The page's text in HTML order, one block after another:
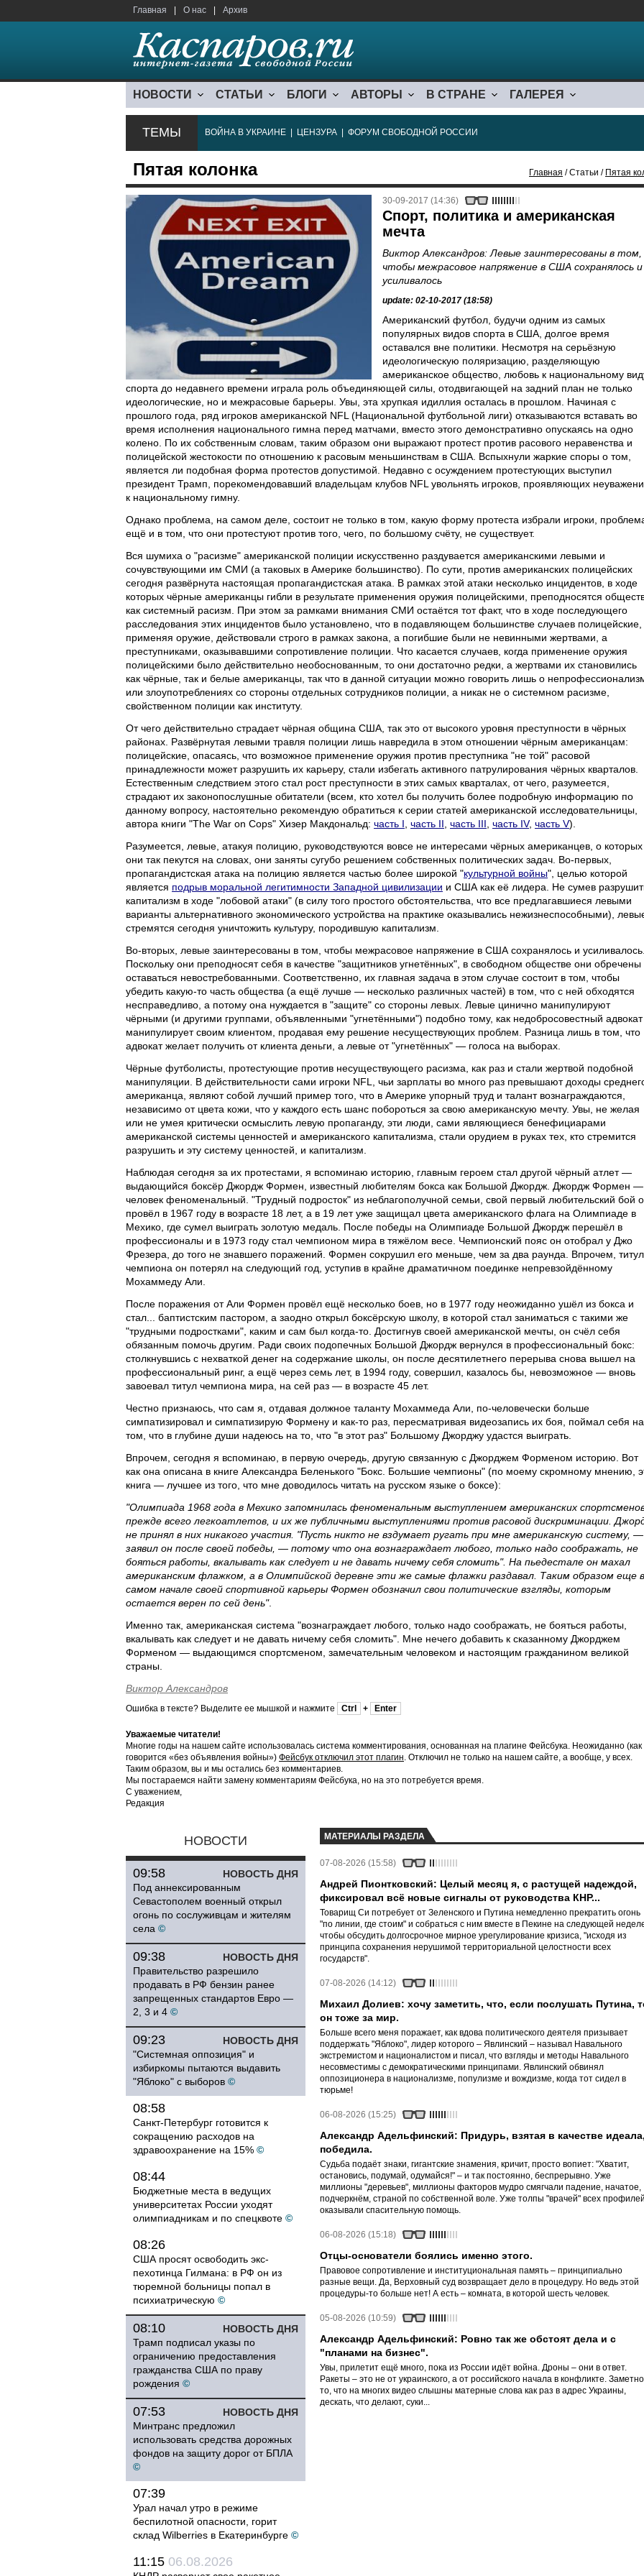
Главная О нас Архив
НОВОСТИ СТАТЬИ БЛОГИ АВТОРЫ В СТРАНЕ ГАЛЕРЕЯ
ТЕМЫ ВОЙНА В УКРАИНЕ ЦЕНЗУРА ФОРУМ СВОБОДНОЙ РОССИИ
Пятая колонка Главная / Статьи / Пятая
30-09-2017 (14:36)
Спорт, политика и американская
мечта
Виктор Александров: Левые заинтересованы в том,
чтобы межрасовое напряжение в США сохранялось и
усиливалось
update: 02-10-2017 (18:58)
Американский футбол, будучи одним из самых
популярных видов спорта в США, долгое время
оставался вне политики. Несмотря на серьёзную
идеологическую поляризацию, разделяющую
американское общество, любовь к национальному
спорта до недавнего времени играла роль объединяющей силы, отодвигающей на задний план не только
идеологические, но и межрасовые барьеры. Увы, эта хрупкая идиллия осталась в прошлом. Начиная с
прошлого года, ряд игроков американской NFL (Национальной футбольной лиги) отказываются вставать во
время исполнения национального гимна перед матчами, вместо этого демонстративно опускаясь на одно
колено. По их собственным словам, таким образом они выражают протест против расового неравенства и
полицейской жестокости по отношению к расовым меньшинствам в США. Вспыхнули жаркие споры о том,
является ли подобная форма протестов допустимой. Недавно с осуждением протестующих выступил
президент Трамп, порекомендовавший владельцам клубов NFL увольнять игроков, проявляющих
к национальному гимну.
Однако проблема, на самом деле, состоит не только в том, какую форму протеста избрали игроки,
ещё и в том, что они протестуют против того, чего, по большому счёту, не существует.
Вся шумиха о "расизме" американской полиции искусственно раздувается американскими левыми и
сочувствующими им СМИ (а таковых в Америке большинство). По сути, против американских полицейских
сегодня развёрнута настоящая пропагандистская атака. В рамках этой атаки несколько инцидентов, в ходе
которых чёрные американцы гибли в результате применения оружия полицейскими, преподносятся
как системный расизм. При этом за рамками внимания СМИ остаётся тот факт, что в ходе последующего
расследования этих инцидентов было установлено, что в подавляющем большинстве случаев полицейские,
применяя оружие, действовали строго в рамках закона, а погибшие были не невинными жертвами, а
преступниками, оказывавшими сопротивление полиции. Что касается случаев, когда применение оружия
полицейскими было действительно необоснованным, то они достаточно редки, а жертвами их становились
как чёрные, так и белые американцы, так что в данной ситуации можно говорить лишь о
или злоупотреблениях со стороны отдельных сотрудников полиции, а никак не о системном расизме,
свойственном полиции как институту.
От чего действительно страдает чёрная община США, так это от высокого уровня преступности в чёрных
районах. Развёрнутая левыми травля полиции лишь навредила в этом отношении чёрным американцам:
полицейские, опасаясь, что возможное применение оружия против преступника "не той" расовой
принадлежности может разрушить их карьеру, стали избегать активного патрулирования чёрных кварталов.
Естественным следствием этого стал рост преступности в этих самых кварталах, от чего, разумеется,
страдают их законопослушные обитатели (всем, кто хотел бы получить более подробную информацию по
данному вопросу, настоятельно рекомендую обратиться к серии статей американской исследовательницы,
автора книги "The War on Cops" Хизер Макдональд: часть I часть II часть III часть IV, часть V).
Разумеется, левые, атакуя полицию, руководствуются вовсе не интересами чёрных американцев, о которых
они так пекутся на словах, они заняты сугубо решением собственных политических задач. Во-первых,
пропагандистская атака на полицию является частью более широкой "культурной войны", целью которой
является подрыв моральной легитимности Западной цивилизации и США как её лидера. Не сумев
капитализм в ходе "лобовой атаки" (в силу того простого обстоятельства, что все предлагавшиеся левыми
варианты альтернативного экономического устройства на практике оказывались нежизнеспособными),
стремятся сегодня уничтожить культуру, породившую капитализм.
Во-вторых, левые заинтересованы в том, чтобы межрасовое напряжение в США сохранялось и усиливалось.
Поскольку они преподносят себя в качестве "защитников угнетённых", в свободном обществе они обречены
оставаться невостребованными. Соответственно, их главная задача в этом случае состоит в том, чтобы
убедить какую-то часть общества (а ещё лучше — несколько различных частей) в том, что с ней обходятся
несправедливо, а потому она нуждается в "защите" со стороны левых. Левые цинично манипулируют
чёрными (и другими группами, объявленными "угнетёнными") подобно тому, как недобросовестный адвокат
манипулирует своим клиентом, продавая ему решение несуществующих проблем. Разница лишь в том, что
адвокат желает получить от клиента деньги, а левые от "угнетённых" — голоса на выборах.
Чёрные футболисты, протестующие против несуществующего расизма, как раз и стали жертвой подобной
манипуляции. В действительности сами игроки NFL, чьи зарплаты во много раз превышают доходы
американца, являют собой лучший пример того, что в Америке упорный труд и талант вознаграждаются,
независимо от цвета кожи, что у каждого есть шанс побороться за свою американскую мечту. Увы, не желая
или не умея критически осмыслить левую пропаганду, эти люди, сами являющиеся бенефициарами
американской системы ценностей и американского капитализма, стали орудием в руках тех, кто стремится
разрушить и эту систему ценностей, и капитализм.
Наблюдая сегодня за их протестами, я вспоминаю историю, главным героем стал другой чёрный атлет —
выдающийся боксёр Джордж Формен, известный любителям бокса как Большой Джордж. Джордж Формен —
человек феноменальный. "Трудный подросток" из неблагополучной семьи, свой первый любительский бой
провёл в 1967 году в возрасте 18 лет, а в 19 лет уже защищал цвета американского флага на Олимпиаде в
Мехико, где сумел выиграть золотую медаль. После победы на Олимпиаде Большой Джордж перешёл в
профессионалы и в 1973 году стал чемпионом мира в тяжёлом весе. Чемпионский пояс он отобрал у Джо
Фрезера, до того не знавшего поражений. Формен сокрушил его меньше, чем за два раунда. Впрочем, титул
чемпиона он потерял на следующий год, уступив в крайне драматичном поединке непревзойдённому
Мохаммеду Али.
После поражения от Али Формен провёл ещё несколько боев, но в 1977 году неожиданно ушёл из бокса и
стал... баптистским пастором, а заодно открыл боксёрскую школу, в которой стал заниматься с такими же
"трудными подростками", каким и сам был когда-то. Достигнув своей американской мечты, он счёл себя
обязанным помочь другим. Ради своих подопечных Большой Джордж вернулся в профессиональный бокс:
столкнувшись с нехваткой денег на содержание школы, он после десятилетнего перерыва снова вышел на
профессиональный ринг, а ещё через семь лет, в 1994 году, совершил, казалось бы, невозможное — вновь
завоевал титул чемпиона мира, на сей раз — в возрасте 45 лет.
Честно признаюсь, что сам я, отдавая должное таланту Мохаммеда Али, по-человечески больше
симпатизировал и симпатизирую Формену и как-то раз, пересматривая видеозапись их боя, поймал себя на
том, что в глубине души надеюсь на то, что "в этот раз" Большому Джорджу удастся выиграть.
Впрочем, сегодня я вспоминаю, в первую очередь, другую связанную с Джорджем Форменом историю. Вот
как она описана в книге Александра Беленького "Бокс. Большие чемпионы" (по моему скромному мнению,
книга — лучшее из того, что мне доводилось читать на русском языке о боксе):
"Олимпиада 1968 года в Мехико запомнилась феноменальным выступлением американских
прежде всего легкоатлетов, и их же публичными выступлениями против расовой дискриминации.
не принял в них никакого участия. "Пусть никто не вздумает ругать при мне американскую систему, —
заявил он после своей победы, — потому что она вознаграждает любого, только надо соображать, не
бояться работы, вкалывать как следует и не давать ничему себя сломить". На пьедестале он махал
американским флажком, а в Олимпийской деревне эти же самые флажки раздавал. Таким образом еще в
самом начале своей спортивной карьеры Формен обозначил свои политические взгляды, которым
остается верен по сей день".
Именно так, американская система "вознаграждает любого, только надо соображать, не бояться работы,
вкалывать как следует и не давать ничему себя сломить". Мне нечего добавить к сказанному Джорджем
Форменом — выдающимся спортсменом, замечательным человеком и настоящим гражданином великой
страны.
Виктор Александров
Ошибка в тексте? Выделите ее мышкой и нажмите Ctrl + Enter
Уважаемые читатели!
Многие годы на нашем сайте использовалась система комментирования, основанная на плагине Фейсбука. Неожиданно (как
говорится «без объявления войны») Фейсбук отключил этот плагин. Отключил не только на нашем сайте, а вообще, у всех.
Таким образом, вы и мы остались без комментариев.
Мы постараемся найти замену комментариям Фейсбука, но на это потребуется время.
С уважением,
Редакция
НОВОСТИ
НОВОСТЬ ДНЯ
09:58
Под аннексированным
Севастополем военный открыл
огонь по сослуживцам и жителям
села ©
НОВОСТЬ ДНЯ
09:38
Правительство разрешило
продавать в РФ бензин ранее
запрещенных стандартов Евро —
2, 3 и 4 ©
НОВОСТЬ ДНЯ
09:23
"Системная оппозиция" и
избиркомы пытаются выдавить
"Яблоко" с выборов ©
08:58
Санкт-Петербург готовится к
сокращению расходов на
здравоохранение на 15% ©
08:44
Бюджетные места в ведущих
университетах России уходят
олимпиадникам и по спецквоте ©
08:26
США просят освободить экс-
пехотинца Гилмана: в РФ он из
тюремной больницы попал в
психиатрическую ©
НОВОСТЬ ДНЯ
08:10
Трамп подписал указы по
ограничению предоставления
гражданства США по праву
рождения ©
НОВОСТЬ ДНЯ
07:53
Минтранс предложил
использовать средства дорожных
фондов на защиту дорог от БПЛА
©
07:39
Урал начал утро в режиме
беспилотной опасности, горит
склад Wilberries в Екатеринбурге ©
11:15 06.08.2026
МАТЕРИАЛЫ РАЗДЕЛА
07-08-2026 (15:58)
Андрей Пионтковский: Целый месяц я, с растущей надеждой,
фиксировал всё новые сигналы от руководства КНР...
Товарищ Си потребует от Зеленского и Путина немедленно прекратить огонь
"по линии, где стоим" и собраться с ним вместе в Пекине на следующей
чтобы обсудить долгосрочное мирное урегулирование кризиса, "исходя из
принципа сохранения нерушимой территориальной целостности всех
государств".
07-08-2026 (14:12)
Михаил Долиев: хочу заметить, что, если послушать Путина,
он тоже за мир.
Больше всего меня поражает, как вдова политического деятеля призывает
поддержать "Яблоко", лидер которого – Явлинский – называл Навального
экстремистом и националистом и писал, что взгляды и методы Навального
несовместимы с демократическими принципами. Явлинский обвинял
оппозиционера в национализме, популизме и вождизме, когда тот сидел в
тюрьме!
06-08-2026 (15:25)
Александр Адельфинский: Придурь, взятая в качестве идеала,
победила.
Судьба подаёт знаки, гигантские знамения, кричит, просто вопиет: "Хватит,
остановись, подумай, одумайся!" – и так постоянно, беспрерывно. Уже
миллионы "деревьев", миллионы факторов мудро смягчали падение, начатое,
подчеркнём, страной по собственной воле. Уже толпы "врачей" всех профилей
оказывали спасительную помощь.
06-08-2026 (15:18)
Отцы-основатели боялись именно этого.
Правовое сопротивление и институциональная память – принципиально
разные вещи. Да, Верховный суд возвращает дело в процедуру. Но ведь этой
процедуры-то больше нет! А есть – комната, в которой шесть человек.
05-08-2026 (10:59)
Александр Адельфинский: Ровно так же обстоят дела и с
"планами на бизнес".
Увы, прилетит ещё много, пока из России идёт война. Дроны – они в ответ.
Ракеты – это не от украинского, а от российского начала в конфликте.
то, что на многих видео слышны матерные слова как раз в адрес Украины,
дескать, что делают, суки...